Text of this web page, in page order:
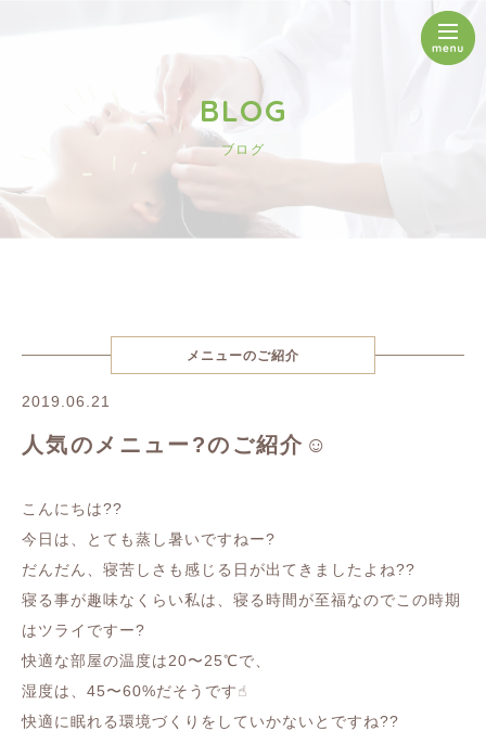
BLOG
ブログ
メニューのご紹介
2019.06.21
人気のメニュー?のご紹介☺️
こんにちは??
今日は、とても蒸し暑いですねー?
だんだん、寝苦しさも感じる日が出てきましたよね??
寝る事が趣味なくらい私は、寝る時間が至福なのでこの時期
はツライですー?
快適な部屋の温度は20〜25℃で、
湿度は、45〜60%だそうです☝︎
快適に眠れる環境づくりをしていかないとですね??